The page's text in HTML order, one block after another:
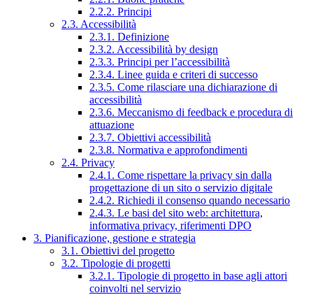
2.2.2. Principi
2.3. Accessibilità
2.3.1. Definizione
2.3.2. Accessibilità by design
2.3.3. Principi per l’accessibilità
2.3.4. Linee guida e criteri di successo
2.3.5. Come rilasciare una dichiarazione di
accessibilità
2.3.6. Meccanismo di feedback e procedura di
attuazione
2.3.7. Obiettivi accessibilità
2.3.8. Normativa e approfondimenti
2.4. Privacy
2.4.1. Come rispettare la privacy sin dalla
progettazione di un sito o servizio digitale
2.4.2. Richiedi il consenso quando necessario
2.4.3. Le basi del sito web: architettura,
informativa privacy, riferimenti DPO
3. Pianificazione, gestione e strategia
3.1. Obiettivi del progetto
3.2. Tipologie di progetti
3.2.1. Tipologie di progetto in base agli attori
coinvolti nel servizio